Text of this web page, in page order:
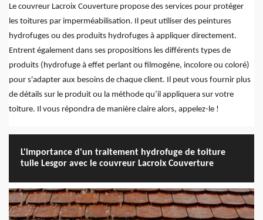
Le couvreur Lacroix Couverture propose des services pour protéger
les toitures par imperméabilisation. Il peut utiliser des peintures
hydrofuges ou des produits hydrofuges à appliquer directement.
Entrent également dans ses propositions les différents types de
produits (hydrofuge à effet perlant ou filmogène, incolore ou coloré)
pour s'adapter aux besoins de chaque client. Il peut vous fournir plus
de détails sur le produit ou la méthode qu’il appliquera sur votre
toiture. Il vous répondra de manière claire alors, appelez-le !
L'importance d'un traitement hydrofuge de toiture
tuile Lesgor avec le couvreur Lacroix Couverture